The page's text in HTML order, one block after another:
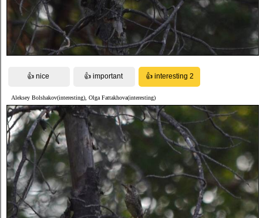
Aleksey Bolshakov(interesting), Olga Fattakhova(interesting)